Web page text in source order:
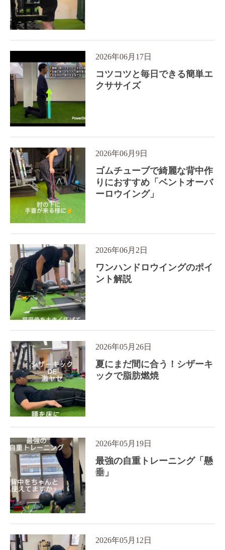
2026年06月17日
コツコツと毎日できる簡単エ
クササイズ
2026年06月9日
ゴムチューブで綺麗な背中作
りにおすすめ「ベントオーバ
ーロウイング」
2026年06月2日
ワンハンドロウイングのポイ
ント解説
2026年05月26日
夏にまだ間に合う！シザーキ
ックで脂肪燃焼
2026年05月19日
最強の自重トレーニング「懸
垂」
2026年05月12日